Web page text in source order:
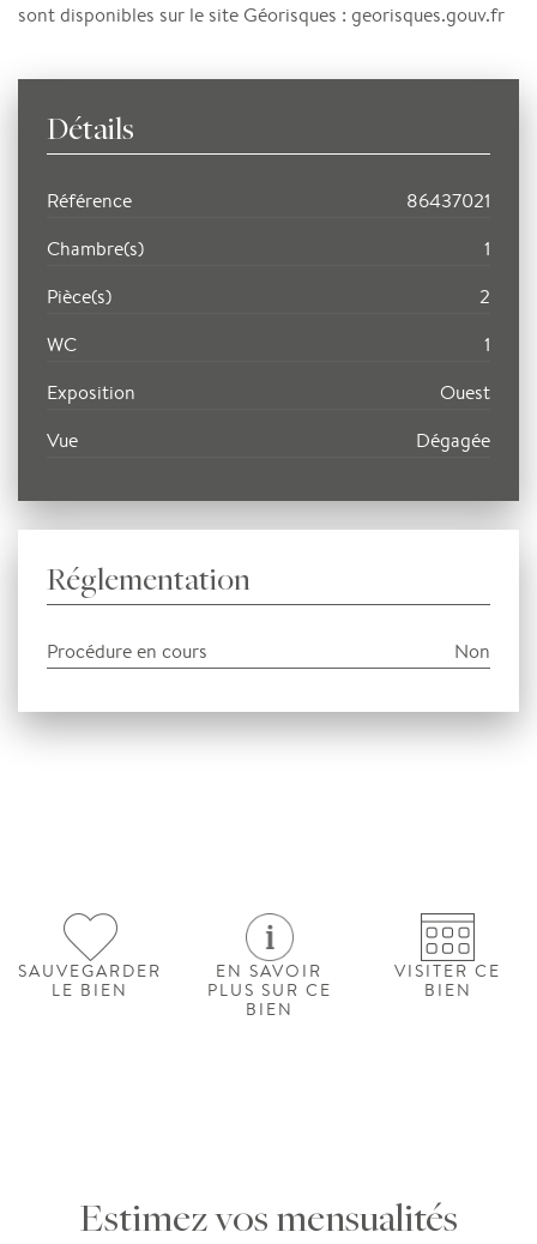
sont disponibles sur le site Géorisques : georisques.gouv.fr
Détails
Référence
86437021
Chambre(s)
1
Pièce(s)
2
WC
1
Exposition
Ouest
Vue
Dégagée
Réglementation
Procédure en cours Non
SAUVEGARDER
LE BIEN
EN SAVOIR
PLUS SUR CE
BIEN
VISITER CE
BIEN
Estimez vos mensualités